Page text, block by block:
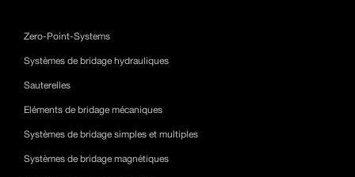
Zero-Point-Systems
Systèmes de bridage hydrauliques
Sauterelles
Eléments de bridage mécaniques
Systèmes de bridage simples et multiples
Systèmes de bridage magnétiques